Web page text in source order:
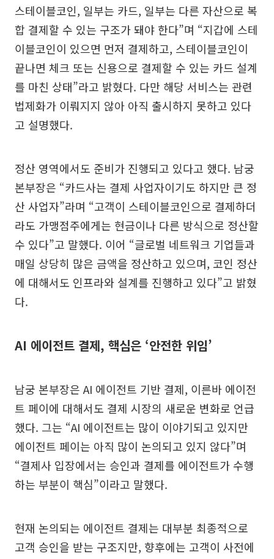
스테이블코인, 일부는 카드, 일부는 다른 자산으로 복
합 결제할 수 있는 구조가 돼야 한다”며 “지갑에 스테
이블코인이 있으면 먼저 결제하고, 스테이블코인이
끝나면 체크 또는 신용으로 결제할 수 있는 카드 설계
를 마친 상태”라고 밝혔다. 다만 해당 서비스는 관련
법제화가 이뤄지지 않아 아직 출시하지 못하고 있다
고 설명했다.
정산 영역에서도 준비가 진행되고 있다고 했다. 남궁
본부장은 “카드사는 결제 사업자이기도 하지만 큰 정
산 사업자”라며 “고객이 스테이블코인으로 결제하더
라도 가맹점주에게는 현금이나 다른 방식으로 정산할
수 있다”고 말했다. 이어 “글로벌 네트워크 기업들과
매일 상당히 많은 금액을 정산하고 있으며, 코인 정산
에 대해서도 인프라와 설계를 진행하고 있다”고 밝혔
다.
AI 에이전트 결제, 핵심은 ‘안전한 위임’
남궁 본부장은 AI 에이전트 기반 결제, 이른바 에이전
트 페이에 대해서도 결제 시장의 새로운 변화로 언급
했다. 그는 “AI 에이전트는 많이 이야기되고 있지만
에이전트 페이는 아직 많이 논의되고 있지 않다”며
“결제사 입장에서는 승인과 결제를 에이전트가 수행
하는 부분이 핵심”이라고 말했다.
현재 논의되는 에이전트 결제는 대부분 최종적으로
고객 승인을 받는 구조지만, 향후에는 고객이 사전에